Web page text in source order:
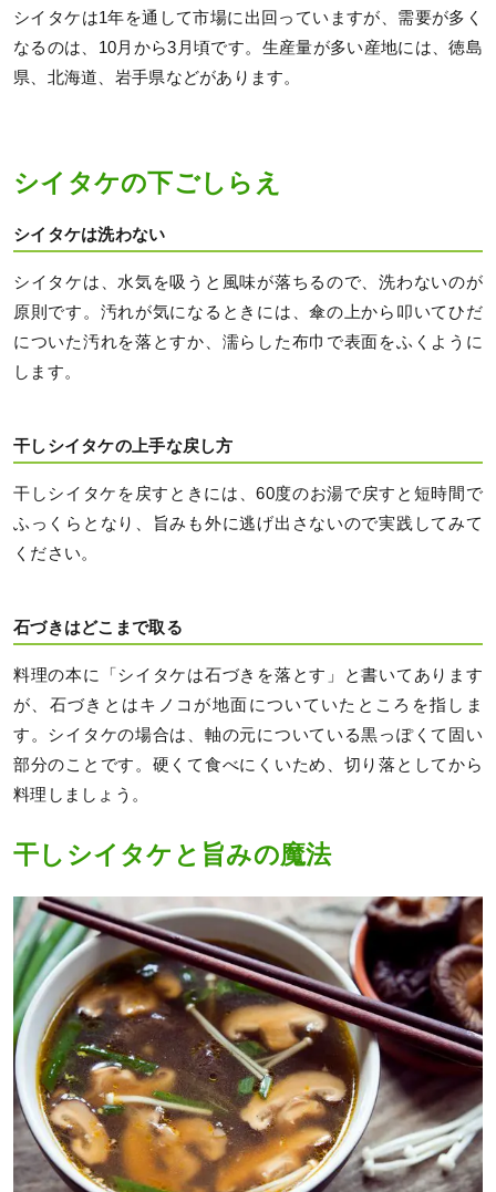
シイタケは1年を通して市場に出回っていますが、需要が多く
なるのは、10月から3月頃です。生産量が多い産地には、徳島
県、北海道、岩手県などがあります。
シイタケの下ごしらえ
シイタケは洗わない
シイタケは、水気を吸うと風味が落ちるので、洗わないのが
原則です。汚れが気になるときには、傘の上から叩いてひだ
についた汚れを落とすか、濡らした布巾で表面をふくように
します。
干しシイタケの上手な戻し方
干しシイタケを戻すときには、60度のお湯で戻すと短時間で
ふっくらとなり、旨みも外に逃げ出さないので実践してみて
ください。
石づきはどこまで取る
料理の本に「シイタケは石づきを落とす」と書いてあります
が、石づきとはキノコが地面についていたところを指しま
す。シイタケの場合は、軸の元についている黒っぽくて固い
部分のことです。硬くて食べにくいため、切り落としてから
料理しましょう。
干しシイタケと旨みの魔法